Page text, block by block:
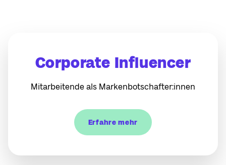
Corporate Influencer
Mitarbeitende als Markenbotschafter:innen
Erfahre mehr